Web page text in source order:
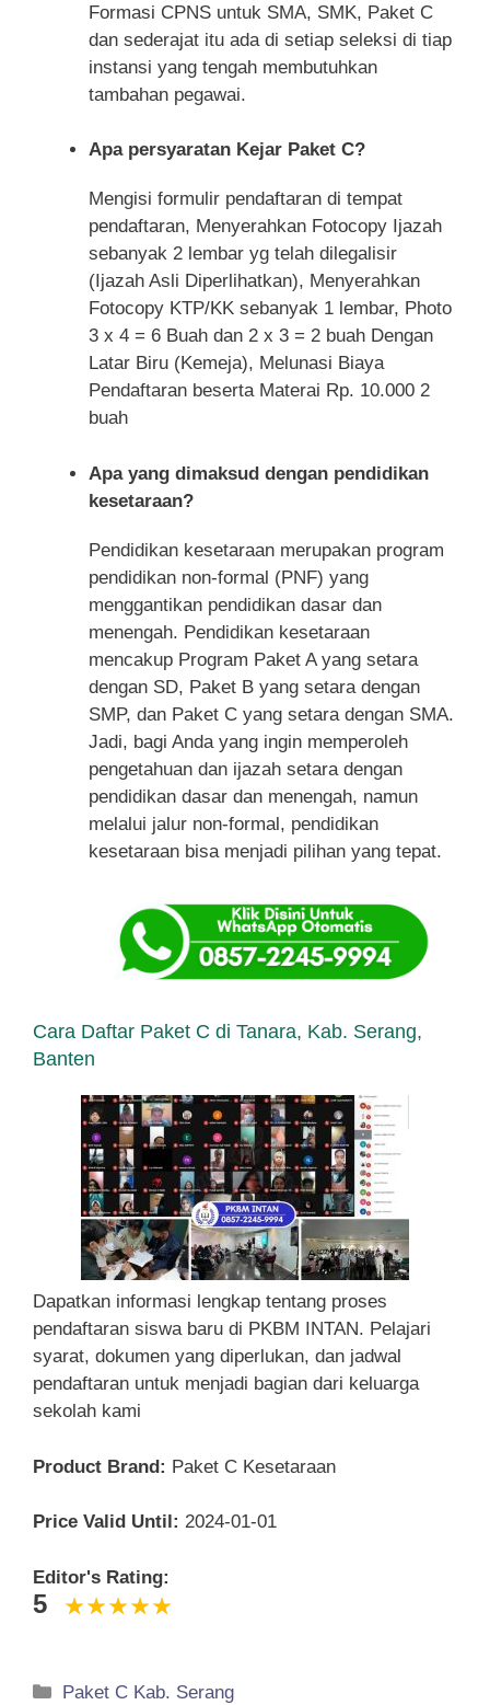
Formasi CPNS untuk SMA, SMK, Paket C
dan sederajat itu ada di setiap seleksi di tiap
instansi yang tengah membutuhkan
tambahan pegawai.
Apa persyaratan Kejar Paket C?
Mengisi formulir pendaftaran di tempat
pendaftaran, Menyerahkan Fotocopy Ijazah
sebanyak 2 lembar yg telah dilegalisir
(Ijazah Asli Diperlihatkan), Menyerahkan
Fotocopy KTP/KK sebanyak 1 lembar, Photo
3 x 4 = 6 Buah dan 2 x 3 = 2 buah Dengan
Latar Biru (Kemeja), Melunasi Biaya
Pendaftaran beserta Materai Rp. 10.000 2
buah
Apa yang dimaksud dengan pendidikan
kesetaraan?
Pendidikan kesetaraan merupakan program
pendidikan non-formal (PNF) yang
menggantikan pendidikan dasar dan
menengah. Pendidikan kesetaraan
mencakup Program Paket A yang setara
dengan SD, Paket B yang setara dengan
SMP, dan Paket C yang setara dengan SMA.
Jadi, bagi Anda yang ingin memperoleh
pengetahuan dan ijazah setara dengan
pendidikan dasar dan menengah, namun
melalui jalur non-formal, pendidikan
kesetaraan bisa menjadi pilihan yang tepat.
Cara Daftar Paket C di Tanara, Kab. Serang,
Banten
Dapatkan informasi lengkap tentang proses
pendaftaran siswa baru di PKBM INTAN. Pelajari
syarat, dokumen yang diperlukan, dan jadwal
pendaftaran untuk menjadi bagian dari keluarga
sekolah kami
Product Brand: Paket C Kesetaraan
Price Valid Until: 2024-01-01
Editor's Rating:
5
Categories
Paket C Kab. Serang